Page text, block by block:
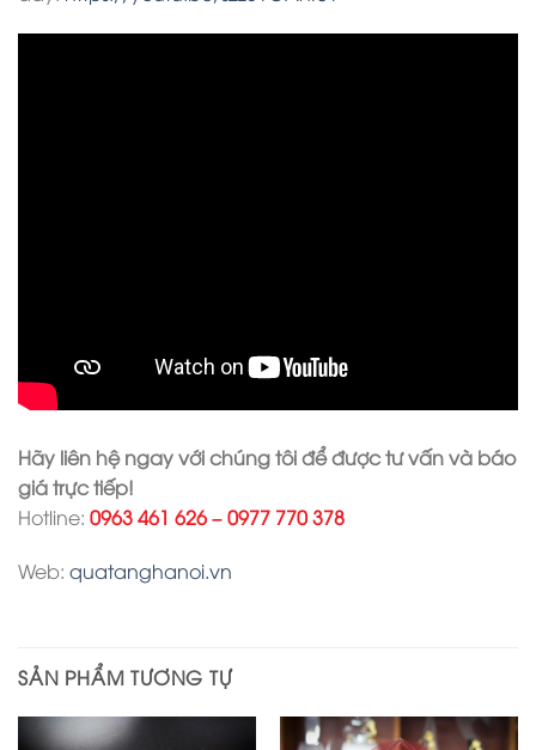
Hãy liên hệ ngay với chúng tôi để được tư vấn và báo
giá trực tiếp!
Hotline: 0963 461 626–0977 770 378
Web: quatanghanoi.vn
SẢN PHẨM TƯƠNG TỰ